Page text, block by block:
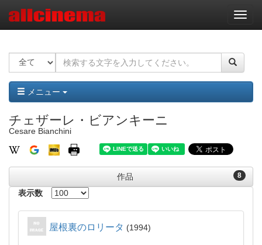
ナ
ビ
ー
ョ
ン
メニュー
チェザーレ・ビアンキーニ
Cesare Bianchini
8
作品
表示数
屋根裏のロリータ 1994